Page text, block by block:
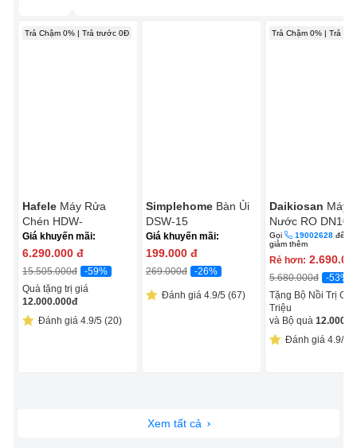
Trả Chậm 0% | Trả trước 0Đ
Hafele Máy Rửa
Chén HDW-
T5531B/538.21.350
Giá khuyến mãi:
6.290.000 đ
15.505.000đ
-59%
Quà tặng trị giá
12.000.000đ
Đánh giá 4.9/5 (20)
Simplehome Bàn Ủi
DSW-15
Giá khuyến mãi:
199.000 đ
269.000đ -26%
Đánh giá 4.9/5 (67)
Trả Chậm 0% | Trả
Daikiosan Máy
Nước RO
Lõi RO Mỹ
Gọi 19002628 để
giảm thêm
Rẻ hơn:
5.680.000đ
-53%
Tặng Bộ Nồi Trị Giá
Triệu
và Bộ quà
Đánh giá 4.9/5
Xem tất cả